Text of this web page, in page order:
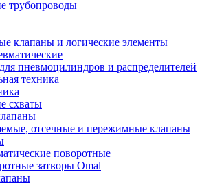
трубопроводы
клапаны и логические элементы
пневмоцилиндров и распределителей
техника
схваты
отсечные и пережимные клапаны
поворотные
затворы Omal